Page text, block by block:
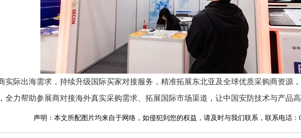
际出海需求，持续升级国际买家对接服务，精准拓展东北亚及全球优质采购商资源
力帮助参展商对接海外真实采购需求、拓展国际市场渠道，让中国安防技术与产品高
声明：本文所配图片均来自于网络，如侵犯到您的权益，请及时与我们联系，联系电话：